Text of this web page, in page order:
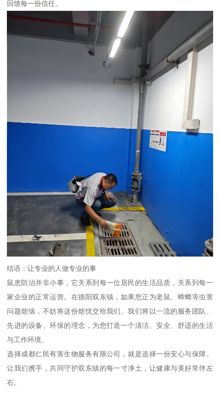
回馈每一份信任。
结语：让专业的人做专业的事
鼠患防治并非小事，它关系到每一位居民的生活品质，关系到每一
家企业的正常运营。在德阳双东镇，如果您正为老鼠、蟑螂等虫害
问题烦恼，不妨将这份烦忧交给我们。我们将以一流的服务团队、
先进的设备、环保的理念，为您打造一个清洁、安全、舒适的生活
与工作环境。
选择成都仁民有害生物服务有限公司，就是选择一份安心与保障。
让我们携手，共同守护双东镇的每一寸净土，让健康与美好常伴左
右。